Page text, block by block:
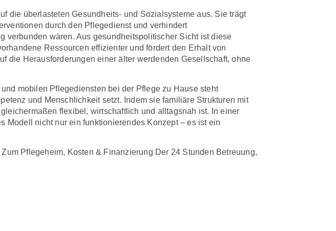
die überlasteten Gesundheits- und Sozialsysteme aus. Sie trägt
durch den Pflegedienst und verhindert
verbunden wären. Aus gesundheitspolitischer Sicht ist diese
Ressourcen effizienter und fördert den Erhalt von
die Herausforderungen einer älter werdenden Gesellschaft, ohne
mobilen Pflegediensten bei der Pflege zu Hause steht
und Menschlichkeit setzt. Indem sie familiäre Strukturen mit
flexibel, wirtschaftlich und alltagsnah ist. In einer
Modell nicht nur ein funktionierendes Konzept – es ist ein
Pflegeheim, Kosten & Finanzierung Der 24 Stunden Betreuung,